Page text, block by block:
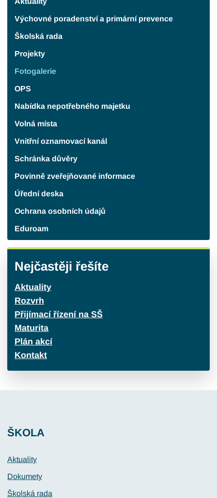
Výchovné poradenství a primární prevence
Školská rada
Projekty
Fotogalerie
OPS
Nabídka nepotřebného majetku
Volná místa
Vnitřní oznamovací kanál
Schránka důvěry
Povinně zveřejňované informace
Úřední deska
Ochrana osobních údajů
Eduroam
Nejčastěji řešíte
Aktuality
Rozvrh
Přijímací řízení na SŠ
Maturita
Plán akcí
Kontakt
ŠKOLA
Aktuality
Dokumety
Školská rada